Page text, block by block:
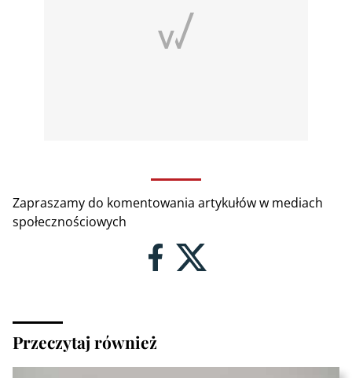
Zapraszamy do komentowania artykułów w mediach
społecznościowych
Przeczytaj również